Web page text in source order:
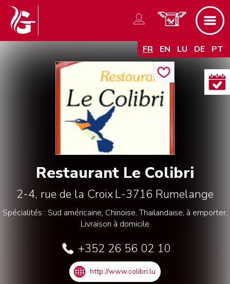
FR EN LU DE PT
Restaurant Le Colibri
2-4, rue de la CroixL-3716 Rumelange
Spécialités : Sud américaine, Chinoise, Thailandaise, à emporter,
Livraison à domicile
+352 26 56 02 10
http://www.colibri.lu